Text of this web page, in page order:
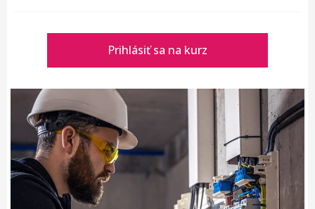
Prihlásiť sa na kurz